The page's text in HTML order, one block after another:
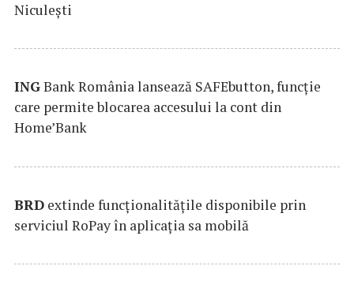
Niculești
INGBank România lansează SAFEbutton, funcţie
care permite blocarea accesului la cont din
Home’Bank
BRD extinde funcţionalităţile disponibile prin
serviciul RoPay în aplicaţia sa mobilă